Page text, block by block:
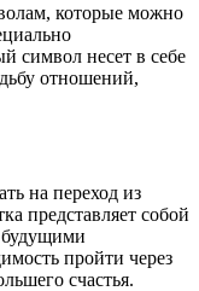
которые можно
символ несет в себе
отношений,
на переход из
представляет собой
пройти через
счастья.